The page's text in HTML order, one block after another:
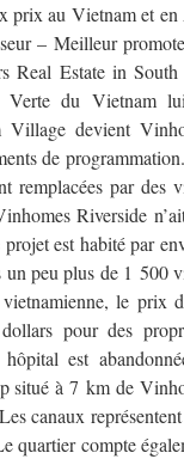
prix au Vietnam et en
– Meilleur
Estate in South
Verte du Vietnam
Village devient
de
remplacées par des
Riverside
projet est habité par
un peu plus de 1 500
le prix
pour des
est
situé à 7 km de
canaux
quartier compte